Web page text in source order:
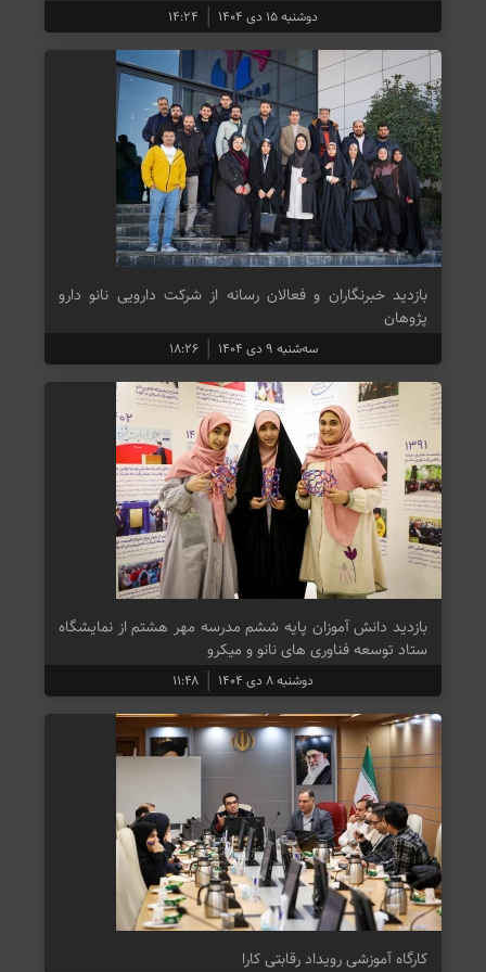
دوشنبه ۱۵ دی ۱۴۰۴ ۱۴:۲۴
بازدید خبرنگاران و فعالان رسانه از شرکت دارویی نانو دارو
پژوهان
سه‌شنبه ۹ دی ۱۴۰۴ ۱۸:۲۶
بازدید دانش آموزان پایه ششم مدرسه مهر هشتم از نمایشگاه
ستاد توسعه فناوری های نانو و میکرو
دوشنبه ۸ دی ۱۴۰۴ ۱۱:۴۸
کارگاه آموزشی رویداد رقابتی کارا